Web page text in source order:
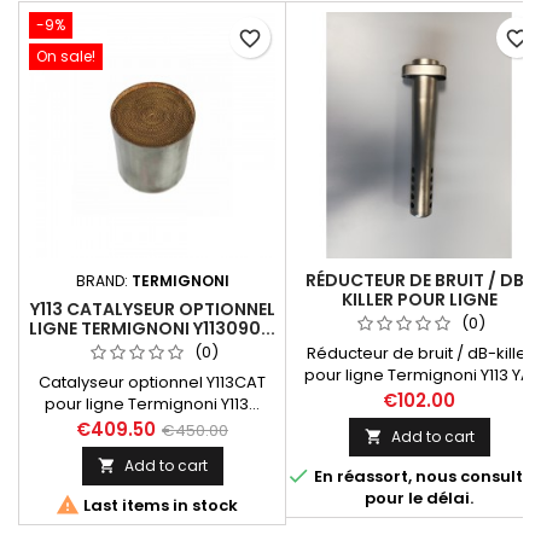
-9%
On sale!
BRAND: TERMIGNONI
Y113 CATALYSEUR OPTIONNEL
LIGNE TERMIGNONI Y113090...
(0)
Catalyseur optionnel Y113CAT
pour ligne Termignoni Y113...
destinée au Yamaha Tmax 530,
Tmax 530 DX et SX année 2017
à 2019. Livré avec notice
d'installation et certificat
d'homologation Euro 4.
€409.50 €450.00
 Add to cart
 Last items in stock
favorite_border
RÉDUCTEUR DE BRUIT / DB-
KILLER POUR LIGNE
TERMIGNONI Y113 (YA. TMAX
530 2017-2019, TMAX 560
2020)
(0)
Réducteur de bruit / dB-killer
pour ligne Termignoni Y113 YA.
Tmax 530 2017-2019 / 560
2020-2024 Compatible avec
les références de lignes
Termignoni suivantes:
Y11309000BCC, Y11309000ICC,
Y11309000ITC.
€102.00
 Add to cart
 En réassort, nous consulter
pour le délai.
favorite_border